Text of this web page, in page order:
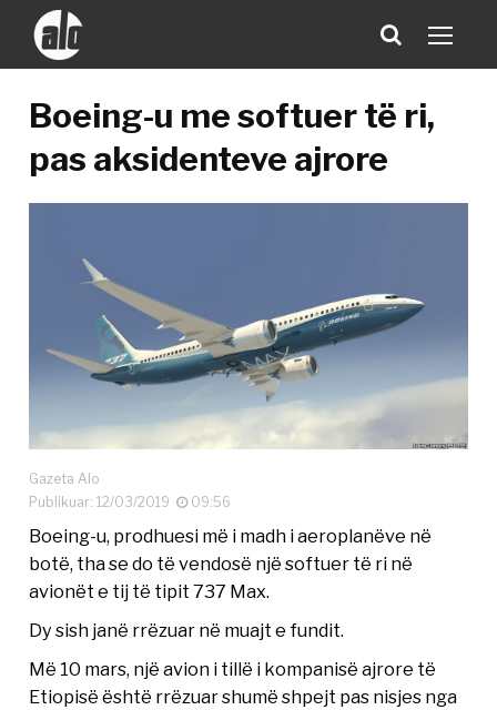
Boeing-u me softuer të ri,
pas aksidenteve ajrore
Gazeta Alo
Publikuar: 12/03/2019
09:56
Boeing-u, prodhuesi më i madh i aeroplanëve në
botë, tha se do të vendosë një softuer të ri në
avionët e tij të tipit 737 Max.
Dy sish janë rrëzuar në muajt e fundit.
Më 10 mars, një avion i tillë i kompanisë ajrore të
Etiopisë është rrëzuar shumë shpejt pas nisjes nga